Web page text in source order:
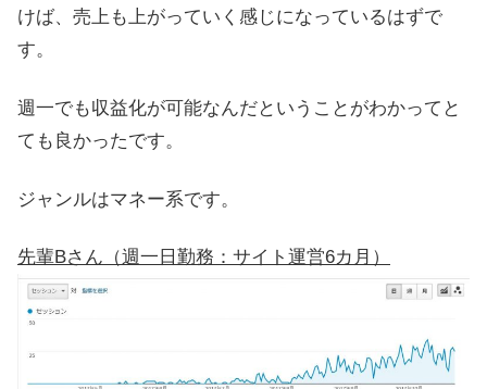
けば、売上も上がっていく感じになっているはずで
す。
週一でも収益化が可能なんだということがわかってと
ても良かったです。
ジャンルはマネー系です。
先輩Bさん（週一日勤務：サイト運営6カ月）